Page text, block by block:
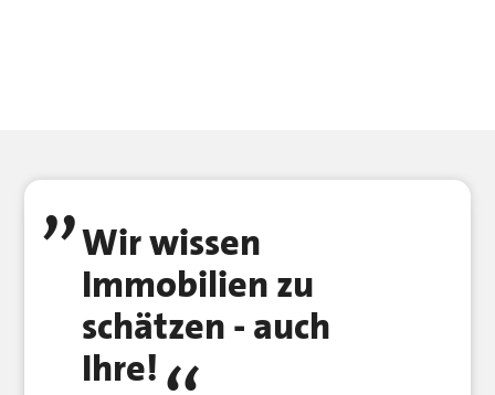
Wir wissen
Immobilien zu
schätzen - auch
Ihre!